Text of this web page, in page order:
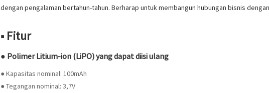
dengan pengalaman bertahun-tahun. Berharap untuk membangun hubungan bisnis
■ Fitur
● Polimer Litium-ion (LiPO) yang dapat diisi ulang
● Kapasitas nominal: 100mAh
● Tegangan nominal: 3,7V